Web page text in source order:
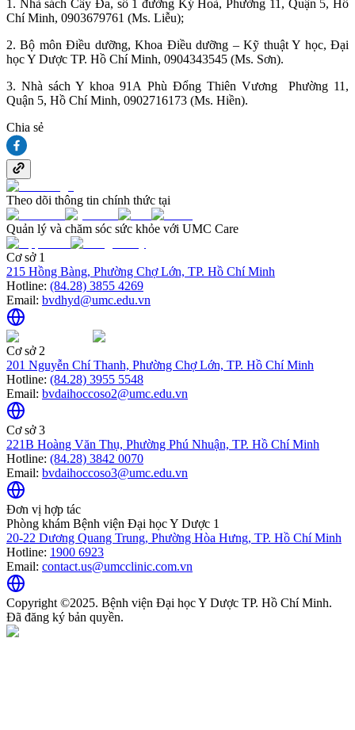
1. Nhà sách Cây Đa, số 1 đường Ký Hoà, Phường 11, Quận 5, Hồ
Chí Minh, 0903679761 (Ms. Liễu);
2. Bộ môn Điều dưỡng, Khoa Điều dưỡng – Kỹ thuật Y học, Đại
học Y Dược TP. Hồ Chí Minh, 0904343545 (Ms. Sơn).
3. Nhà sách Y khoa 91A Phù Đổng Thiên Vương Phường 11,
Quận 5, Hồ Chí Minh, 0902716173 (Ms. Hiền).
Chia sẻ
Theo dõi thông tin chính thức tại
Quản lý và chăm sóc sức khỏe với UMC Care
Cơ sở 1
215 Hồng Bàng, Phường Chợ Lớn, TP. Hồ Chí Minh
Hotline: (84.28) 3855 4269
Email: bvdhyd@umc.edu.vn
Cơ sở 2
201 Nguyễn Chí Thanh, Phường Chợ Lớn, TP. Hồ Chí Minh
Hotline: (84.28) 3955 5548
Email: bvdaihoccoso2@umc.edu.vn
Cơ sở 3
221B Hoàng Văn Thụ, Phường Phú Nhuận, TP. Hồ Chí Minh
Hotline: (84.28) 3842 0070
Email: bvdaihoccoso3@umc.edu.vn
Đơn vị hợp tác
Phòng khám Bệnh viện Đại học Y Dược 1
20-22 Dương Quang Trung, Phường Hòa Hưng, TP. Hồ Chí Minh
Hotline: 1900 6923
Email: contact.us@umcclinic.com.vn
Copyright ©2025. Bệnh viện Đại học Y Dược TP. Hồ Chí Minh.
Đã đăng ký bản quyền.